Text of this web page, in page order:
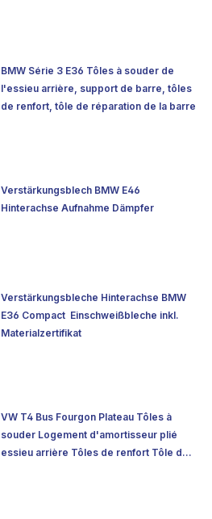
BMW Série 3 E36 Tôles à souder de
l'essieu arrière, support de barre, tôles
de renfort, tôle de réparation de la barre
Verstärkungsblech BMW E46
Hinterachse Aufnahme Dämpfer
Verstärkungsbleche Hinterachse BMW
E36 Compact  Einschweißbleche inkl.
Materialzertifikat
VW T4 Bus Fourgon Plateau Tôles à
souder Logement d'amortisseur plié
essieu arrière Tôles de renfort Tôle de